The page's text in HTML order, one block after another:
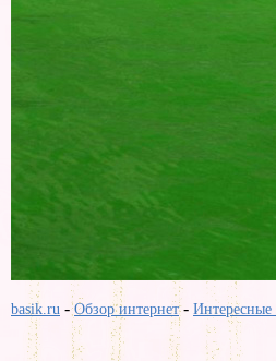
basik.ru -Обзор интернет- Интересные